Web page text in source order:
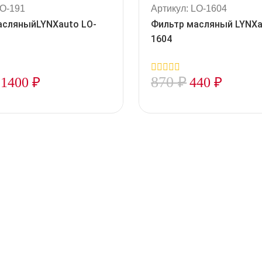
191
LO-
1400 ₽
Артикул: LO-1604
Фильтр масляный
1604
0
out
870₽440₽